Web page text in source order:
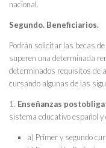
nacional.
Segundo. Beneficiarios.
Podrán solicitar las becas
superen una determinada
determinados requisitos de
cursando algunas de las
1. Enseñanzas
sistema educativo español
a) Primer y segundo